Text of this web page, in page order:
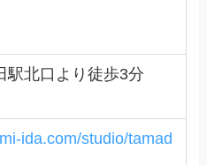
駅北口より徒歩3分
ida.com/studio/tamad